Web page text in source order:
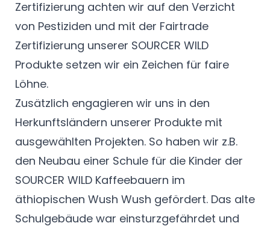
Zertifizierung achten wir auf den Verzicht
von Pestiziden und mit der Fairtrade
Zertifizierung unserer SOURCER WILD
Produkte setzen wir ein Zeichen für faire
Löhne.
Zusätzlich engagieren wir uns in den
Herkunftsländern unserer Produkte mit
ausgewählten Projekten. So haben wir z.B.
den Neubau einer Schule für die Kinder der
SOURCER WILD Kaffeebauern im
äthiopischen Wush Wush gefördert. Das alte
Schulgebäude war einsturzgefährdet und